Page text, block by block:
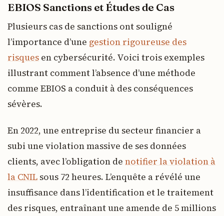
EBIOS Sanctions et Études de Cas
Plusieurs cas de sanctions ont souligné
l’importance d’une gestion rigoureuse des
risques en cybersécurité. Voici trois exemples
illustrant comment l’absence d’une méthode
comme EBIOS a conduit à des conséquences
sévères.
En 2022, une entreprise du secteur financier a
subi une violation massive de ses données
clients, avec l’obligation de notifier la violation à
la CNIL sous 72 heures. L’enquête a révélé une
insuffisance dans l’identification et le traitement
des risques, entraînant une amende de 5 millions